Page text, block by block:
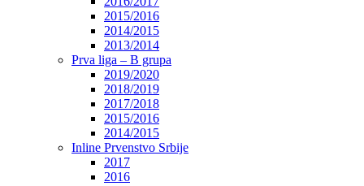
2015/2016
2014/2015
2013/2014
Prva liga – B grupa
2019/2020
2018/2019
2017/2018
2015/2016
2014/2015
Inline Prvenstvo Srbije
2017
2016